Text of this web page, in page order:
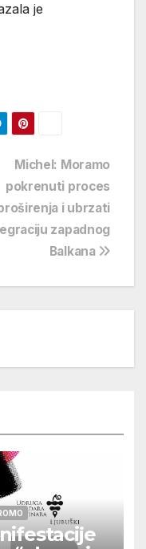
je
Michel: Moramo
pokrenuti proces
i ubrzati
zapadnog
Balkana